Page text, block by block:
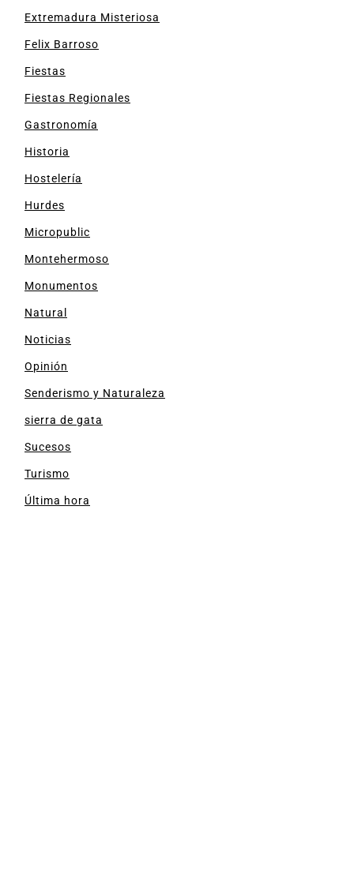
Extremadura Misteriosa
Felix Barroso
Fiestas
Fiestas Regionales
Gastronomía
Historia
Hostelería
Hurdes
Micropublic
Montehermoso
Monumentos
Natural
Noticias
Opinión
Senderismo y Naturaleza
sierra de gata
Sucesos
Turismo
Última hora